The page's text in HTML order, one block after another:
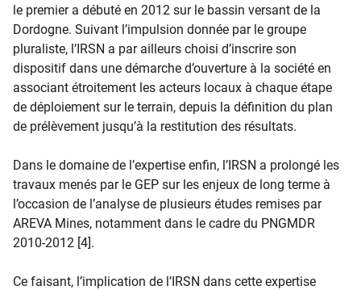
le premier a débuté en 2012 sur le bassin versant de la
Dordogne. Suivant l’impulsion donnée par le groupe
pluraliste, l’IRSN a par ailleurs choisi d’inscrire son
dispositif dans une démarche d’ouverture à la société en
associant étroitement les acteurs locaux à chaque étape
de déploiement sur le terrain, depuis la définition du plan
de prélèvement jusqu’à la restitution des résultats.
Dans le domaine de l’expertise enfin, l’IRSN a prolongé les
travaux menés par le GEP sur les enjeux de long terme à
l’occasion de l’analyse de plusieurs études remises par
AREVA Mines, notamment dans le cadre du PNGMDR
2010-2012 [4].
Ce faisant, l’implication de l’IRSN dans cette expertise